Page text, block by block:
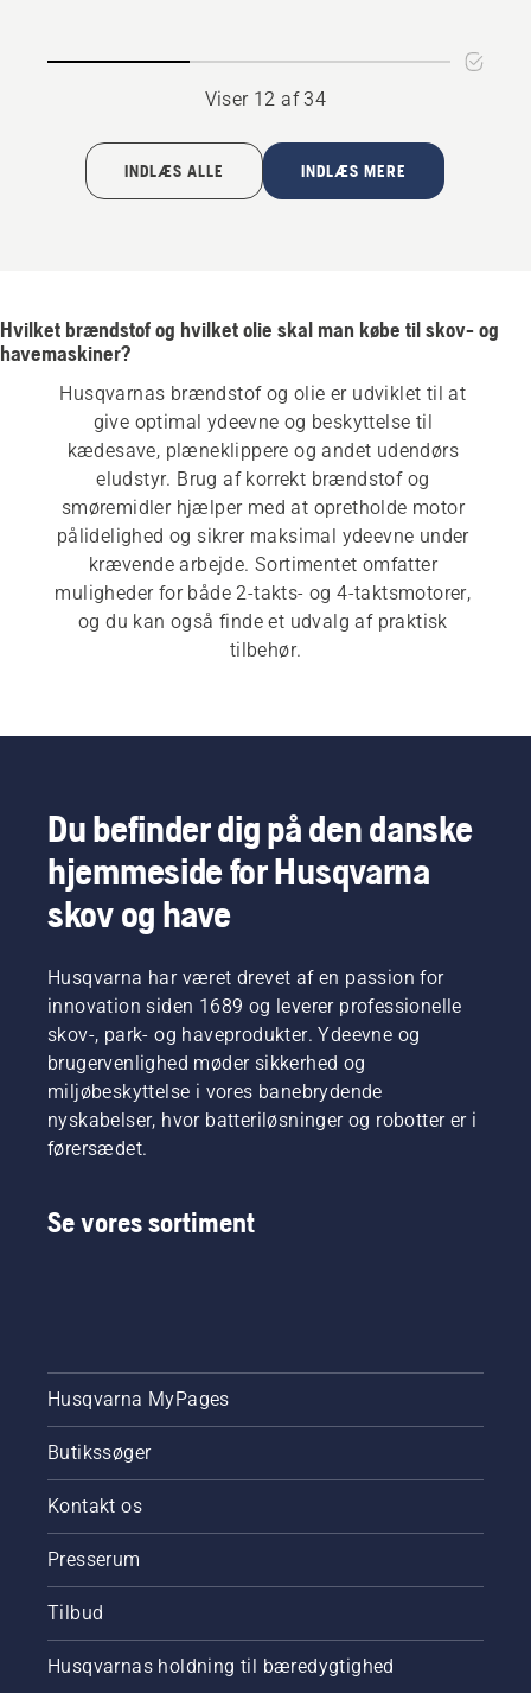
Viser 12 af 34
INDLÆS ALLE INDLÆS MERE
Hvilket brændstof og hvilket olie skal man købe til skov- og
havemaskiner?
Husqvarnas brændstof og olie er udviklet til at
give optimal ydeevne og beskyttelse til
kædesave, plæneklippere og andet udendørs
eludstyr. Brug af korrekt brændstof og
smøremidler hjælper med at opretholde motor
pålidelighed og sikrer maksimal ydeevne under
krævende arbejde. Sortimentet omfatter
muligheder for både 2-takts- og 4-taktsmotorer,
og du kan også finde et udvalg af praktisk
tilbehør.
Du befinder dig på den danske
hjemmeside for Husqvarna
skov og have
Husqvarna har været drevet af en passion for
innovation siden 1689 og leverer professionelle
skov-, park- og haveprodukter. Ydeevne og
brugervenlighed møder sikkerhed og
miljøbeskyttelse i vores banebrydende
nyskabelser, hvor batteriløsninger og robotter er i
førersædet.
Se vores sortiment
Husqvarna MyPages
Butikssøger
Kontakt os
Presserum
Tilbud
Husqvarnas holdning til bæredygtighed